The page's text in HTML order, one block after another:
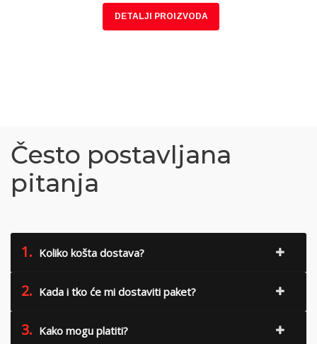
DETALJI PROIZVODA
Često postavljana
pitanja
1. Koliko košta dostava?
2. Kada i tko će mi dostaviti paket?
3. Kako mogu platiti?